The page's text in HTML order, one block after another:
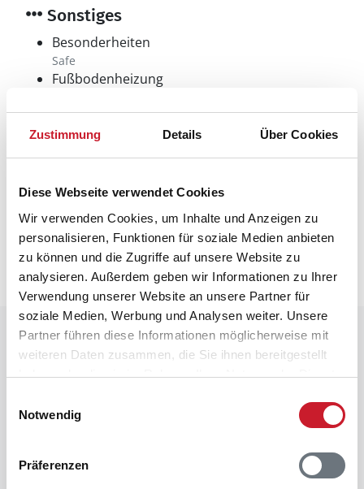
Zustimmung Details Über Cookies
Diese Webseite verwendet Cookies
Wir verwenden Cookies, um Inhalte und Anzeigen zu
personalisieren, Funktionen für soziale Medien anbieten
zu können und die Zugriffe auf unsere Website zu
analysieren. Außerdem geben wir Informationen zu Ihrer
Verwendung unserer Website an unsere Partner für
soziale Medien, Werbung und Analysen weiter. Unsere
Partner führen diese Informationen möglicherweise mit
weiteren Daten zusammen, die Sie ihnen bereitgestellt
haben oder die sie im Rahmen Ihrer Nutzung der Dienste
Notwendig
Präferenzen
Sonstiges
Besonderheiten
Safe
Fußbodenheizung
Kinderhochstuhl
Wärmepumpe
Neben- und Verbrauchskosten
Die aktuellen Verbrauchskosten finden Sie im
nächsten Schritt im Buchungsformular.
Raumaufteilung